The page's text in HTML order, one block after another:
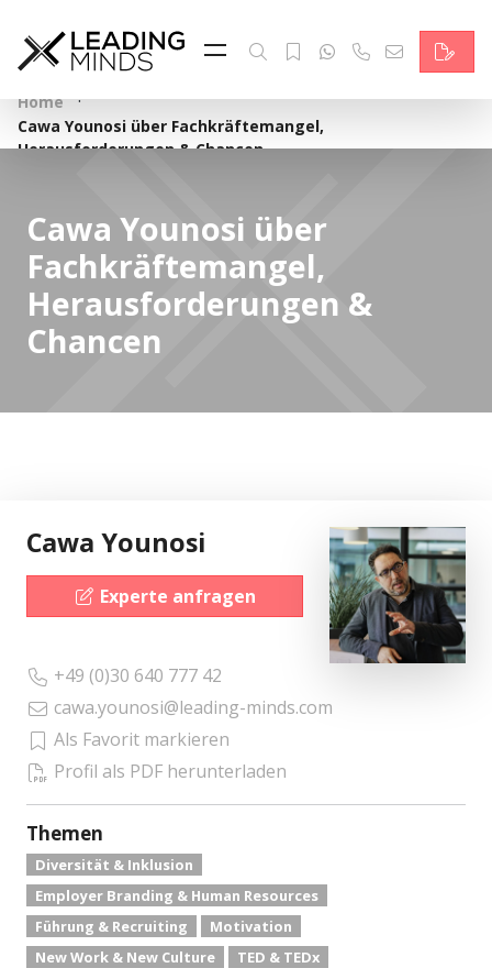
Feed & News
Reading Minds
Themen
Wer wir sind
Kontakt
Home ·
Cawa Younosi über Fachkräftemangel,
Herausforderungen & Chancen
Cawa Younosi über
Fachkräftemangel,
Herausforderungen &
Chancen
Cawa Younosi
Experte anfragen
+49 (0)30 640 777 42
cawa.younosi@leading-minds.com
Als Favorit markieren
Profil als PDF herunterladen
Themen
Diversität & Inklusion
Employer Branding & Human Resources
Führung & Recruiting
Motivation
New Work & New Culture
TED & TEDx